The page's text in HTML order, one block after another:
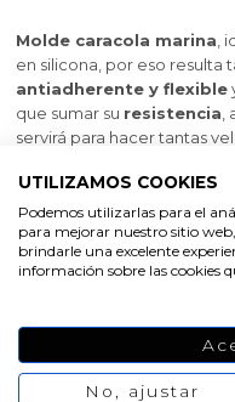
Molde caracola marina ,
en silicona, por eso resulta
antiadherente y flexible
que sumar su resistencia
servirá para hacer tantas
aquí. Además encontrarás
tus creaciones. Sigue
hacer velascon este
Medidas: 14,2 x 10,3 x 5
34,64
27,71 €
UTILIZAMOS COOKIES
Podemos utilizarlas para el
para mejorar nuestro sitio
brindarle una excelente
información sobre las cookies
No, ajustar